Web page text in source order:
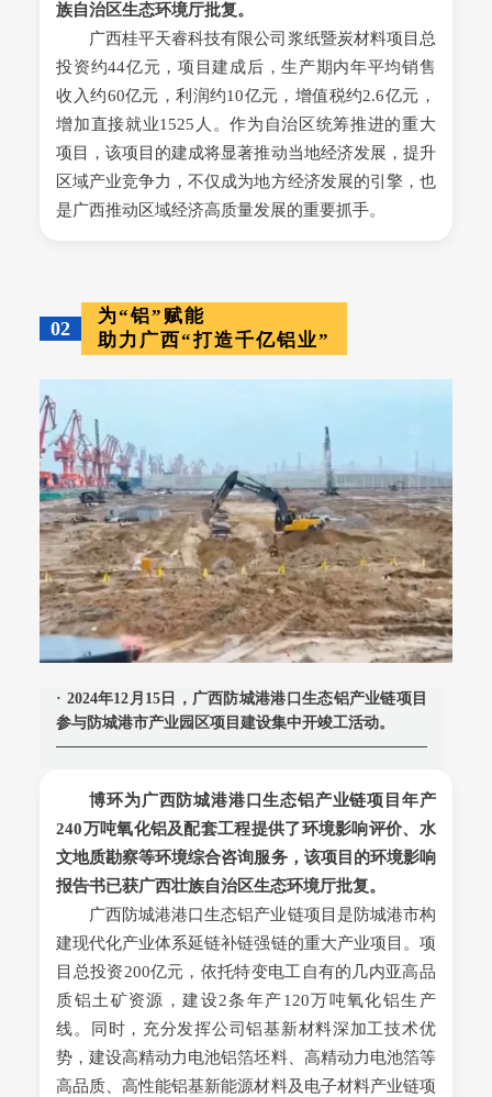
族自治区生态环境厅批复。
广西桂平天睿科技有限公司浆纸暨炭材料项目总
投资约44亿元，项目建成后，生产期内年平均销售
收入约60亿元，利润约10亿元，增值税约2.6亿元，
增加直接就业1525人。作为自治区统筹推进的重大
项目，该项目的建成将显著推动当地经济发展，提升
区域产业竞争力，不仅成为地方经济发展的引擎，也
是广西推动区域经济高质量发展的重要抓手。
02
为“铝”赋能
助力广西“打造千亿铝业”
· 2024年12月15日，广西防城港港口生态铝产业链项目
参与防城港市产业园区项目建设集中开竣工活动。
博环为广西防城港港口生态铝产业链项目年产
240万吨氧化铝及配套工程提供了环境影响评价、水
文地质勘察等环境综合咨询服务，该项目的环境影响
报告书已获广西壮族自治区生态环境厅批复。
广西防城港港口生态铝产业链项目是防城港市构
建现代化产业体系延链补链强链的重大产业项目。项
目总投资200亿元，依托特变电工自有的几内亚高品
质铝土矿资源，建设2条年产120万吨氧化铝生产
线。同时，充分发挥公司铝基新材料深加工技术优
势，建设高精动力电池铝箔坯料、高精动力电池箔等
高品质、高性能铝基新能源材料及电子材料产业链项